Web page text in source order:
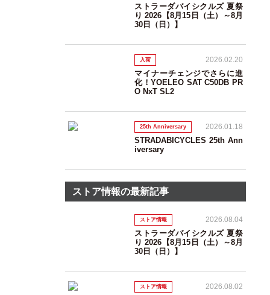
ストラーダバイシクルズ 夏祭
り 2026【8月15日（土）～8月
30日（日）】
入荷 2026.02.20
マイナーチェンジでさらに進
化！YOELEO SAT C50DB PR
O NxT SL2
25th Anniversary 2026.01.18
STRADABICYCLES 25th Ann
iversary
ストア情報の最新記事
ストア情報 2026.08.04
ストラーダバイシクルズ 夏祭
り 2026【8月15日（土）～8月
30日（日）】
ストア情報 2026.08.02